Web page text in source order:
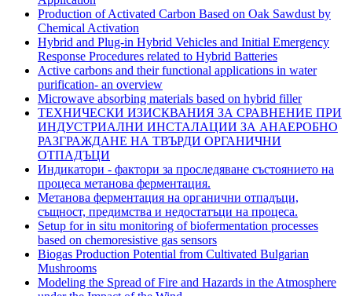
Production of Activated Carbon Based on Oak Sawdust by
Chemical Activation
Hybrid and Plug-in Hybrid Vehicles and Initial Emergency
Response Procedures related to Hybrid Batteries
Active carbons and their functional applications in water
purification- an overview
Microwave absorbing materials based on hybrid filler
ТЕХНИЧЕСКИ ИЗИСКВАНИЯ ЗА СРАВНЕНИЕ ПРИ
ИНДУСТРИАЛНИ ИНСТАЛАЦИИ ЗА АНАЕРОБНО
РАЗГРАЖДАНЕ НА ТВЪРДИ ОРГАНИЧНИ
ОТПАДЪЦИ
Индикатори - фактори за проследяване състоянието на
процеса метанова ферментация.
Метанова ферментация на органични отпадъци,
същност, предимства и недостатъци на процеса.
Setup for in situ monitoring of biofermentation processes
based on chemoresistive gas sensors
Biogas Production Potential from Cultivated Bulgarian
Mushrooms
Modeling the Spread of Fire and Hazards in the Atmosphere